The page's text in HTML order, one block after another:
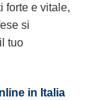
forte e vitale,
si
tuo
in Italia